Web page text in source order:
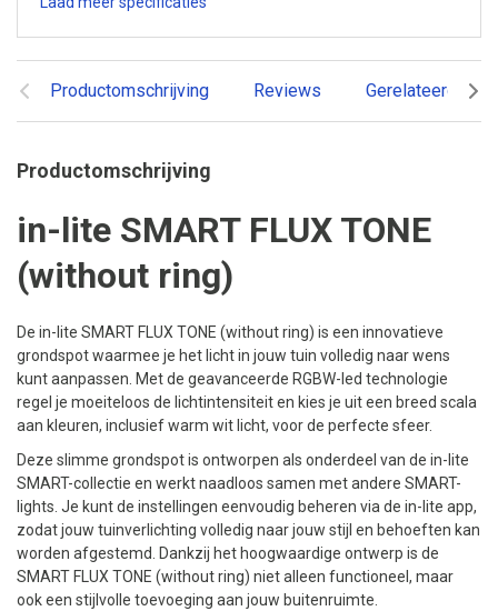
Productomschrijving Reviews Gerelateerde
Productomschrijving
in-lite SMART FLUX TONE
(without ring)
De in-lite SMART FLUX TONE (without ring) is een innovatieve
grondspot waarmee je het licht in jouw tuin volledig naar wens
kunt aanpassen. Met de geavanceerde RGBW-led technologie
regel je moeiteloos de lichtintensiteit en kies je uit een breed scala
aan kleuren, inclusief warm wit licht, voor de perfecte sfeer.
Deze slimme grondspot is ontworpen als onderdeel van de in-lite
SMART-collectie en werkt naadloos samen met andere SMART-
lights. Je kunt de instellingen eenvoudig beheren via de in-lite app,
zodat jouw tuinverlichting volledig naar jouw stijl en behoeften kan
worden afgestemd. Dankzij het hoogwaardige ontwerp is de
SMART FLUX TONE (without ring) niet alleen functioneel, maar
ook een stijlvolle toevoeging aan jouw buitenruimte.